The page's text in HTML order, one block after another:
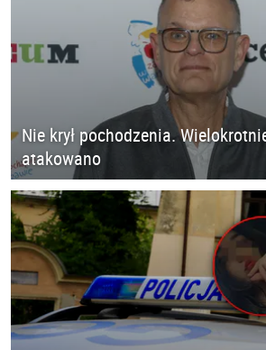
Nie krył pochodzenia.
atakowano